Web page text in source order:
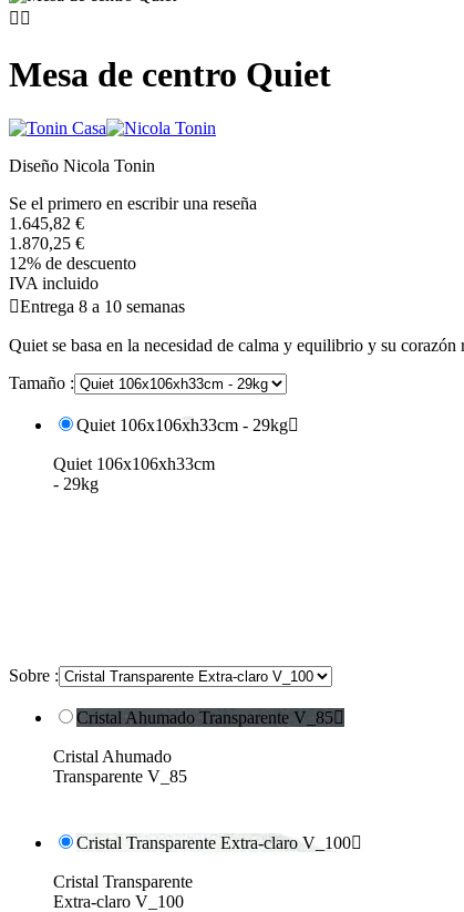
 
Mesa de centro Quiet
Diseño Nicola Tonin
Se el primero en escribir una reseña
1.645,82 €
1.870,25 €
12% de descuento
IVA incluido
Entrega 8 a 10 semanas
Quiet se basa en la necesidad de calma y equilibrio y su corazón
Tamaño :
Quiet 106x106xh33cm - 29kg
Quiet 106x106xh33cm
- 29kg
Sobre :
Cristal Ahumado Transparente V_85
Cristal Ahumado
Transparente V_85
Cristal Transparente Extra-claro V_100
Cristal Transparente
Extra-claro V_100